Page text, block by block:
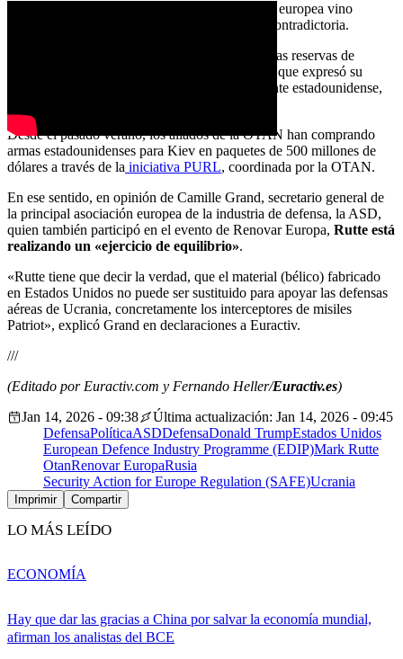
La presión de Rutte para reforzar la producción europea vino
acompañada de otra promesa, potencialmente contradictoria.
«Tenemos que depender más de lo que hay en las reservas de
Estados Unidos», afirmó el holandés, al tiempo que expresó su
respaldo a la iniciativa propuesta por el presidente estadounidense,
Desde el pasado verano, los aliados de la OTAN han comprando
armas estadounidenses para Kiev en paquetes de 500 millones de
dólares a través de la iniciativa PURL, coordinada por la OTAN.
En ese sentido, en opinión de Camille Grand, secretario general de
la principal asociación europea de la industria de defensa, la ASD,
quien también participó en el evento de Renovar Europa, Rutte está
realizando un «ejercicio de equilibrio».
«Rutte tiene que decir la verdad, que el material (bélico) fabricado
en Estados Unidos no puede ser sustituido para apoyar las defensas
aéreas de Ucrania, concretamente los interceptores de misiles
Patriot», explicó Grand en declaraciones a Euractiv.
///
(Editado por Euractiv.com y Fernando Heller/Euractiv.es)
Jan 14, 2026 - 09:38
Última actualización: Jan 14, 2026 - 09:45
DefensaPolíticaASDDefensaDonald TrumpEstados Unidos
European Defence Industry Programme (EDIP)Mark Rutte
OtanRenovar EuropaRusia
Security Action for Europe Regulation (SAFE)Ucrania
Imprimir Compartir
LO MÁS LEÍDO
Hay que dar las gracias a China por salvar la economía mundial,
afirman los analistas del BCE
ECONOMÍA